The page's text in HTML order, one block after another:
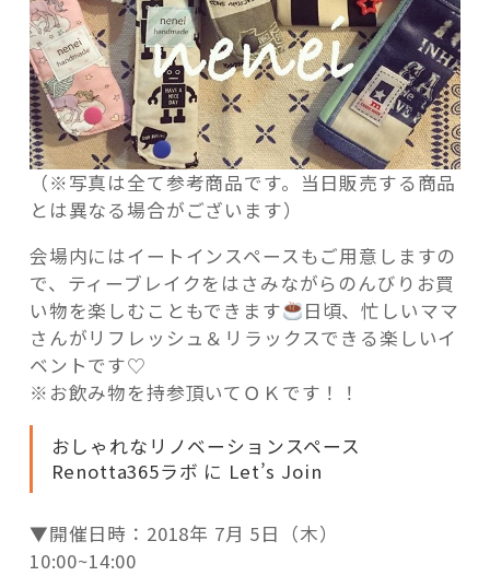
（※写真は全て参考商品です。当日販売する商品
とは異なる場合がございます）
会場内にはイートインスペースもご用意しますの
で、ティーブレイクをはさみながらのんびりお買
い物を楽しむこともできます
日頃、忙しいママ
さんがリフレッシュ＆リラックスできる楽しいイ
ベントです♡
※お飲み物を持参頂いてＯＫです！！
おしゃれなリノベーションスペース
Renotta365ラボ に Let’s Join
▼開催日時：2018年 7月 5日（木）
10:00~14:00